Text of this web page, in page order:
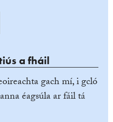
a fháil
gach mí, i gcló
éagsúla ar fáil tá